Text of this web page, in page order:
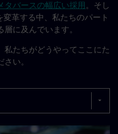
タバースの幅広い採用。そし
革する中、私たちのパート
に及んでいます。
私たちがどうやってここにた
い。